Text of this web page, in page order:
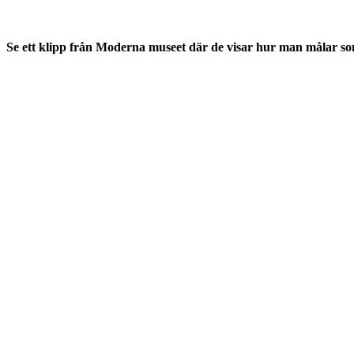
Se ett klipp från Moderna museet där de visar hur man målar